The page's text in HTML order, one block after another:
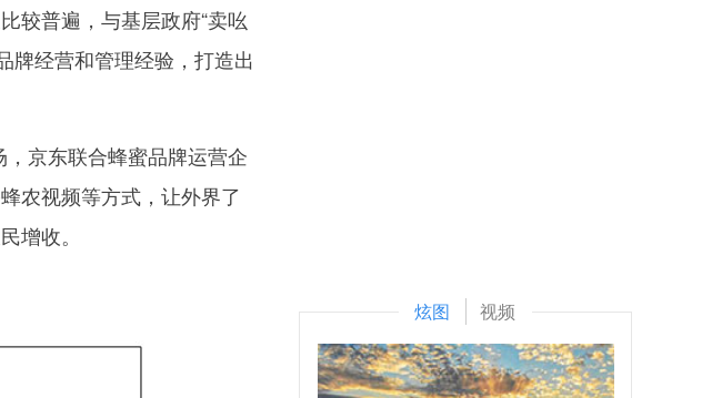
较普遍，与基层政府“卖吆
牌经营和管理经验，打造出
京东联合蜂蜜品牌运营企
农视频等方式，让外界了
增收。
炫图 视频